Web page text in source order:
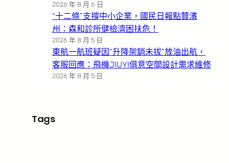
2026 年 8 月 6 日
“十二條”支撐中小企業，國民日報點贊濱
州：森和診所健檢濟困扶危！
2026 年 8 月 5 日
東航一航班疑因“升降架銷未拔”放油出航，
客服回應：飛機JIUYI俱意空間設計需求維修
2026 年 8 月 5 日
Tags